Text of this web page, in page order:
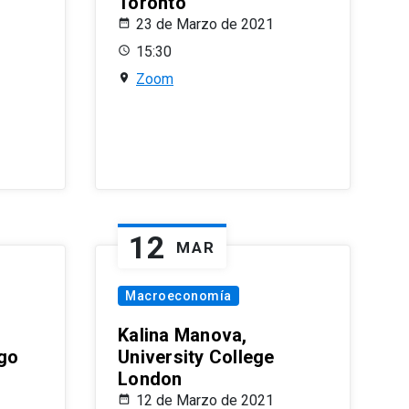
23 de Marzo de 2021
15:30
Zoom
12 MAR
Macroeconomía
Kalina Manova,
University College
London
12 de Marzo de 2021